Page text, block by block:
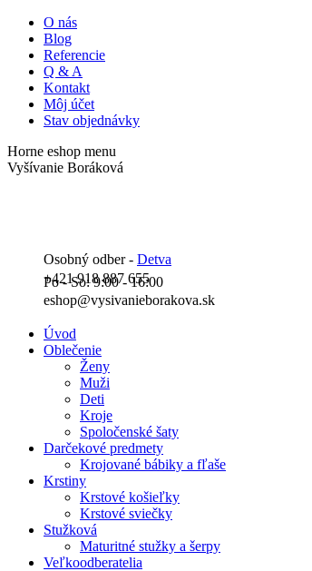
Skip
content
O nás
Blog
Referencie
Q & A
Kontakt
Môj účet
Stav objednávky
Horne eshop menu
Facebook
Instagram
YouTube
Vyšívanie Boráková
Osobný odber - Detva
Po - So: 9:00 - 16:00
+421 918 887 655
eshop@vysivanieborakova.sk
Úvod
Oblečenie
Ženy
Muži
Deti
Kroje
Spoločenské šaty
Darčekové predmety
Krojované bábiky a fľaše
Krstiny
Krstové košieľky
Krstové sviečky
Stužková
Maturitné stužky a šerpy
Veľkoodberatelia